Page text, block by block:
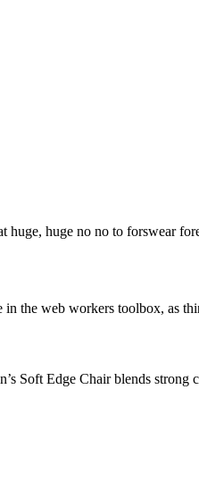
huge no no to forswear
the web workers toolbox, as
Soft Edge Chair blends